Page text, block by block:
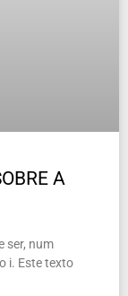
A
ser, num
i. Este texto